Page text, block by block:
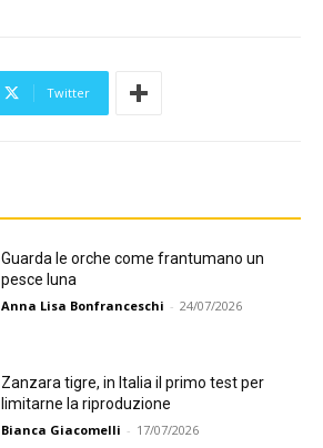
Twitter
Guarda le orche come frantumano un
pesce luna
Anna Lisa Bonfranceschi - 24/07/2026
Zanzara tigre, in Italia il primo test per
limitarne la riproduzione
Bianca Giacomelli - 17/07/2026